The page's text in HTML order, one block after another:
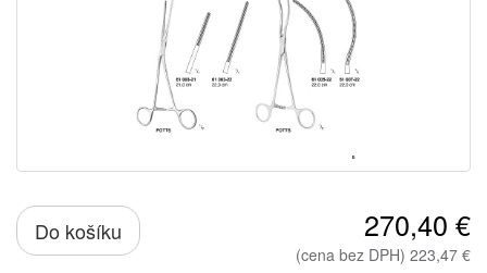
Do košíku 270,40 €
(cena bez DPH) 223,47 €